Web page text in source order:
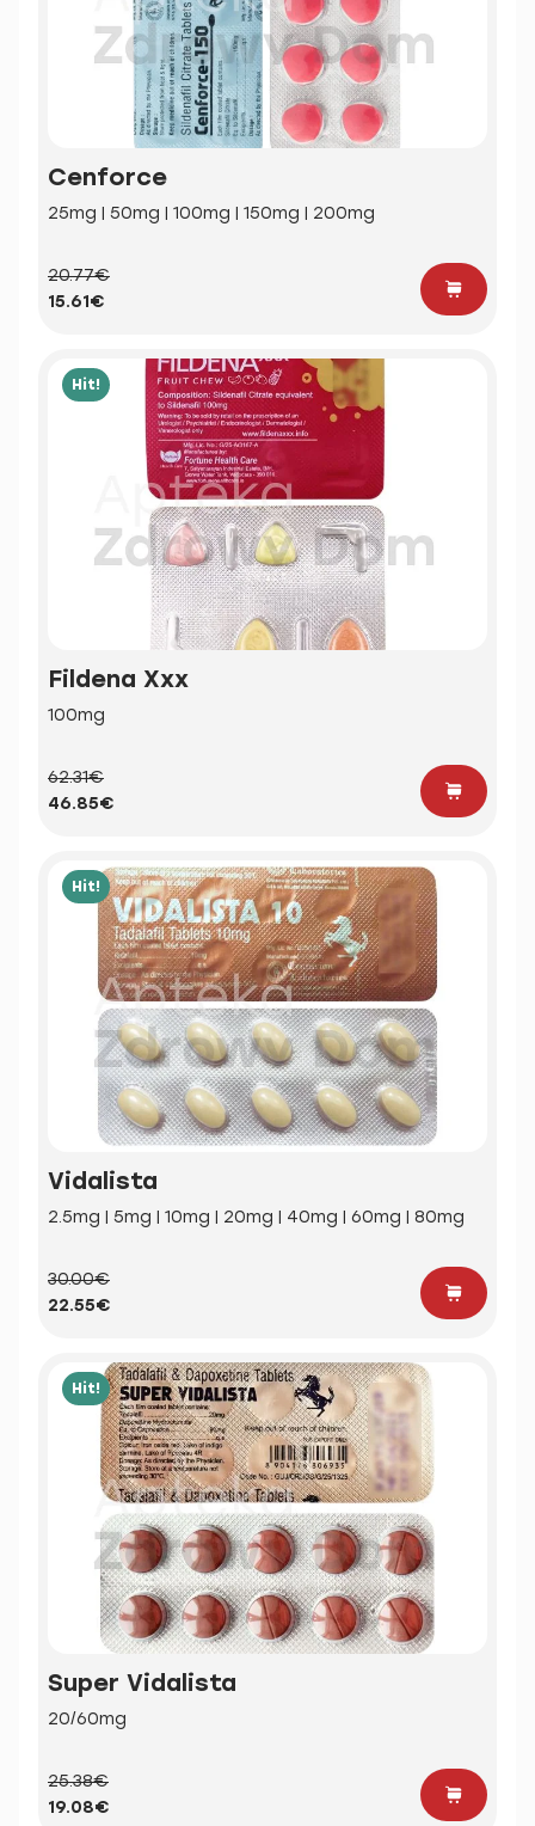
Cenforce
25mg | 50mg | 100mg | 150mg | 200mg
20.77€
15.61€
Hit!
Fildena Xxx
100mg
62.31€
46.85€
Hit!
Vidalista
2.5mg | 5mg | 10mg | 20mg | 40mg | 60mg | 80mg
30.00€
22.55€
Hit!
Super Vidalista
20/60mg
25.38€
19.08€